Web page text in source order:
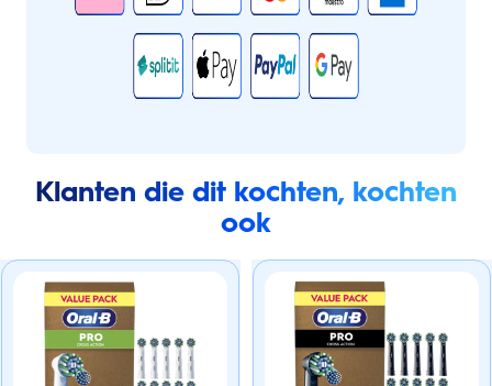
Klanten die dit kochten, kochten
ook